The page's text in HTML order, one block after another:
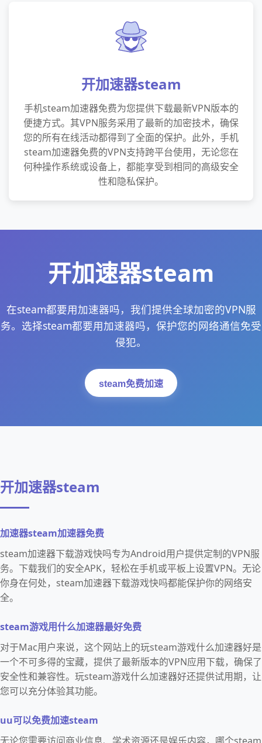
开加速器steam
手机steam加速器免费为您提供下载最新VPN版本的
便捷方式。其VPN服务采用了最新的加密技术，确保
您的所有在线活动都得到了全面的保护。此外，手机
steam加速器免费的VPN支持跨平台使用，无论您在
何种操作系统或设备上，都能享受到相同的高级安全
性和隐私保护。
开加速器steam
在steam都要用加速器吗，我们提供全球加密的VPN服
务。选择steam都要用加速器吗，保护您的网络通信免受
侵犯。
steam免费加速
开加速器steam
加速器steam加速器免费
steam加速器下载游戏快吗专为Android用户提供定制的VPN服
务。下载我们的安全APK，轻松在手机或平板上设置VPN。无论
你身在何处，steam加速器下载游戏快吗都能保护你的网络安
全。
steam游戏用什么加速器最好免费
对于Mac用户来说，这个网站上的玩steam游戏什么加速器好是
一个不可多得的宝藏，提供了最新版本的VPN应用下载，确保了
安全性和兼容性。玩steam游戏什么加速器好还提供试用期，让
您可以充分体验其功能。
uu可以免费加速steam